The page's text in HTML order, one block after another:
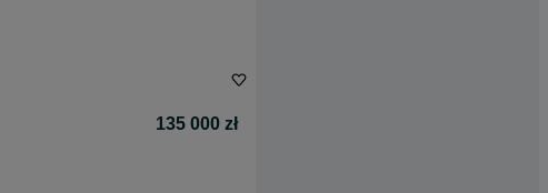
135 000 zł